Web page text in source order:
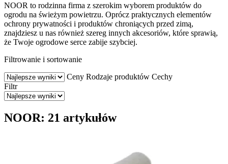
NOOR to rodzinna firma z szerokim wyborem produktów do
ogrodu na świeżym powietrzu. Oprócz praktycznych elementów
ochrony prywatności i produktów chroniących przed zimą,
znajdziesz u nas również szereg innych akcesoriów, które sprawią,
że Twoje ogrodowe serce zabije szybciej.
Filtrowanie i sortowanie
Ceny Rodzaje produktów Cechy
Filtr
NOOR: 21 artykułów